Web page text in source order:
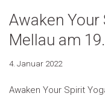
Awaken Your
Mellau am
4. Januar 2022
Awaken Your Spirit